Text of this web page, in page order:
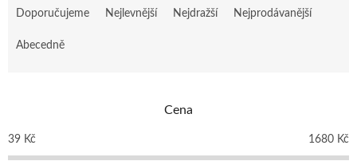
o
d
Doporučujeme Nejlevnější Nejdražší Nejprodávanější
Abecedně
Cena
39 Kč 1680 Kč